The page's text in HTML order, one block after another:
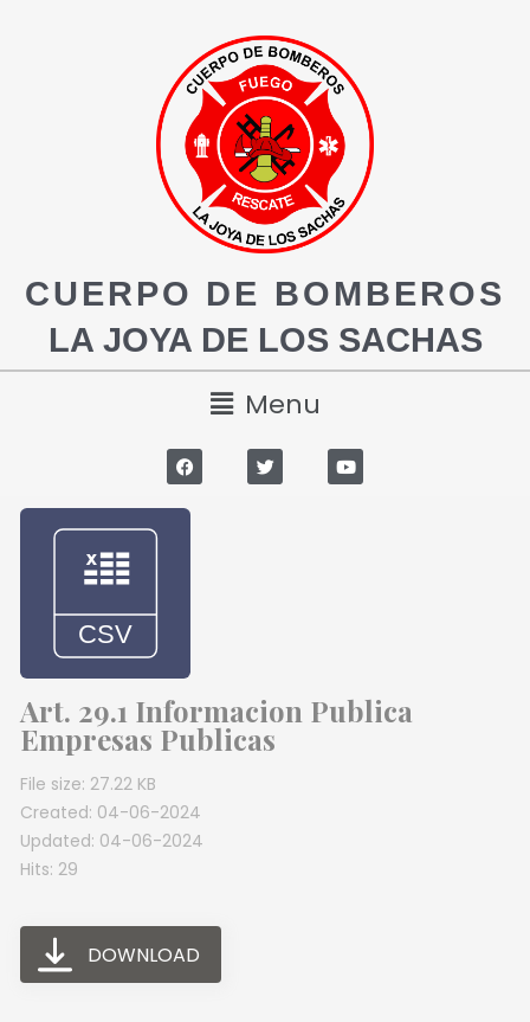
CUERPO DE BOMBEROS
LA JOYA DE LOS SACHAS
Menu
Art. 29.1 Informacion Publica
Empresas Publicas
File size: 27.22 KB
Created: 04-06-2024
Updated: 04-06-2024
Hits: 29
DOWNLOAD